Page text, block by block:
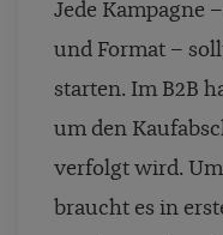
Jede Kampagne
und Format –
starten. Im B2B
um den
verfolgt wird.
braucht es in